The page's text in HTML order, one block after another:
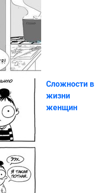
Сложности в
жизни
женщин